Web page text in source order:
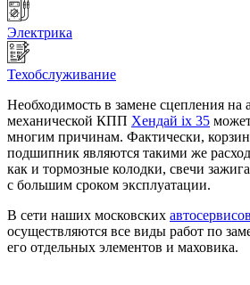
Электрика
Техобслуживание
Необходимость в замене сцепления на
механической КПП Хендай iх 35
многим причинам. Фактически,
подшипник являются такими же
как и тормозные колодки, свечи
с большим сроком эксплуатации.
В сети наших московских
осуществляются все виды работ по
его отдельных элементов и маховика.